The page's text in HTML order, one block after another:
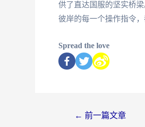
供了直达国服的坚实桥
彼岸的每一个操作指令，
Spread the love
← 前一篇文章